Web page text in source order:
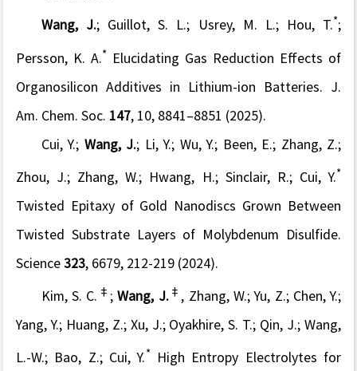
Wang, J.; Guillot, S. L.; Usrey, M. L.; Hou, T. *;
Persson, K. A. * Elucidating Gas Reduction Effects of
Organosilicon Additives in Lithium-ion Batteries. J.
Am. Chem. Soc. 147, 10, 8841–8851 (2025).
Cui, Y.; Wang, J.; Li, Y.; Wu, Y.; Been, E.; Zhang, Z.;
Zhou, J.; Zhang, W.; Hwang, H.; Sinclair, R.; Cui, Y. *
Twisted Epitaxy of Gold Nanodiscs Grown Between
Twisted Substrate Layers of Molybdenum Disulfide.
Science 323, 6679, 212-219 (2024).
Kim, S. C. ‡ ;Wang, J. ‡ , Zhang, W.; Yu, Z.; Chen, Y.;
Yang, Y.; Huang, Z.; Xu, J.; Oyakhire, S. T.; Qin, J.; Wang,
L.-W.; Bao, Z.; Cui, Y. * High Entropy Electrolytes for